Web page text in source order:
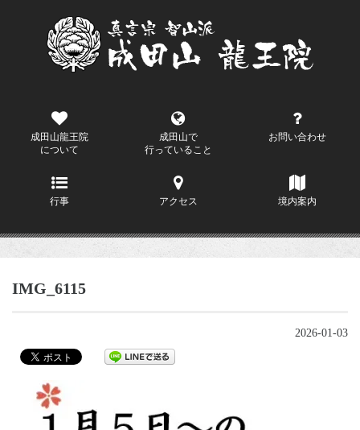
成田山龍王院
について
成田山で
行っていること
お問い合わせ
行事 アクセス 境内案内
IMG_6115
2026-01-03